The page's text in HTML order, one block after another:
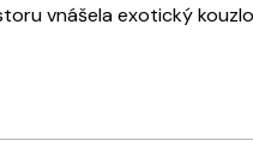
vnášela exotický